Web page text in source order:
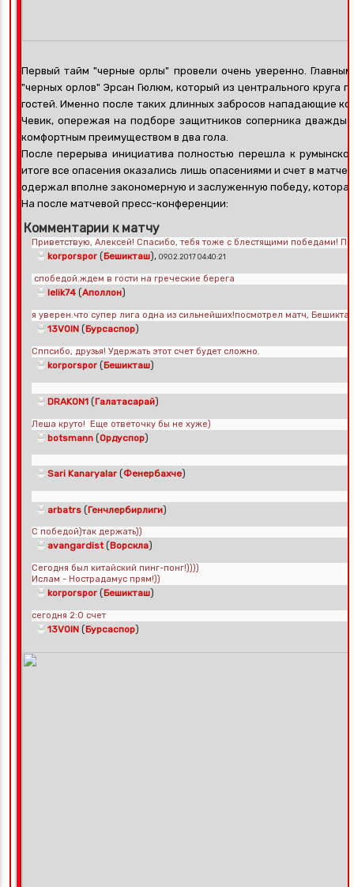
Первый тайм "черные орлы" провели очень уверенно.
"черных орлов" Эрсан Гюлюм, который из центрального круга
гостей. Именно после таких длинных забросов нападающие
Чевик, опережая на подборе защитников соперника
комфортным преимуществом в два гола.
После перерыва инициатива полностью перешла к
итоге все опасения оказались лишь опасениями и счет в
одержал вполне закономерную и заслуженную победу,
На после матчевой пресс-конференции:
Комментарии к матчу
Приветствую, Алексей! Спасибо, тебя тоже с блестящими победами!
korporspor(Бешикташ), 09.02.2017 04:40:21
спобедой.ждем в гости на греческие берега
lelik74(Аполлон)
я уверен.что супер лига одна из сильнейших!посмотрел матч,
13VOIN(Бурсаспор)
Сппсибо, друзья! Удержать этот счет будет сложно.
korporspor(Бешикташ)
DRAKON1(Галатасарай)
Леша круто! Еще ответочку бы не хуже)
botsmann(Ордуспор)
Sari Kanaryalar(Фенербахче)
arbatrs(Генчлербирлиги)
С победой)так держать))
avangardist(Ворскла)
Сегодня был китайский пинг-понг!))))
Ислам - Нострадамус прям!))
korporspor(Бешикташ)
сегодня 2:0 счет
13VOIN(Бурсаспор)